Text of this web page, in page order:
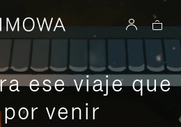
ese viaje que
venir